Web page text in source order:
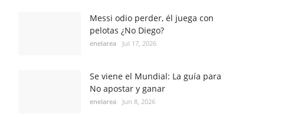
Messi odio perder, él juega con
pelotas ¿No Diego?
enelarea Jul 17, 2026
Se viene el Mundial: La guía para
No apostar y ganar
enelarea Jun 8, 2026